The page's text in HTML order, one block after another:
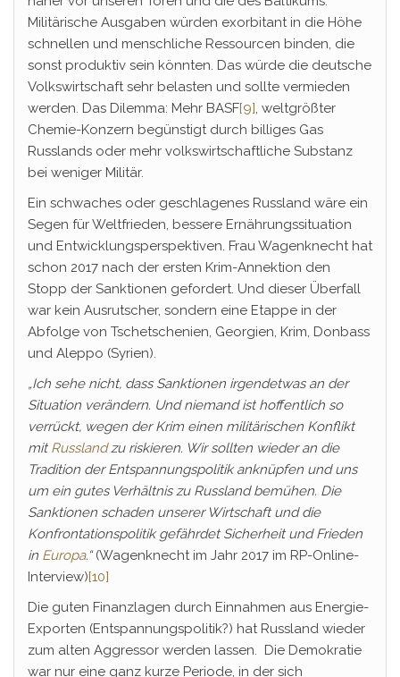
Militärische Ausgaben würden exorbitant in die Höhe
schnellen und menschliche Ressourcen binden, die
sonst produktiv sein könnten. Das würde die deutsche
Volkswirtschaft sehr belasten und sollte vermieden
werden. Das Dilemma: Mehr BASF[9], weltgrößter
Chemie-Konzern begünstigt durch billiges Gas
Russlands oder mehr volkswirtschaftliche Substanz
bei weniger Militär.
Ein schwaches oder geschlagenes Russland wäre ein
Segen für Weltfrieden, bessere Ernährungssituation
und Entwicklungsperspektiven. Frau Wagenknecht hat
schon 2017 nach der ersten Krim-Annektion den
Stopp der Sanktionen gefordert. Und dieser Überfall
war kein Ausrutscher, sondern eine Etappe in der
Abfolge von Tschetschenien, Georgien, Krim, Donbass
und Aleppo (Syrien).
„Ich sehe nicht, dass Sanktionen irgendetwas an der
Situation verändern. Und niemand ist hoffentlich so
verrückt, wegen der Krim einen militärischen Konflikt
mit Russlandzu riskieren. Wir sollten wieder an die
Tradition der Entspannungspolitik anknüpfen und uns
um ein gutes Verhältnis zu Russland bemühen. Die
Sanktionen schaden unserer Wirtschaft und die
Konfrontationspolitik gefährdet Sicherheit und Frieden
in Europa.“(Wagenknecht im Jahr 2017 im RP-Online-
Interview)[10]
Die guten Finanzlagen durch Einnahmen aus Energie-
Exporten (Entspannungspolitik?) hat Russland wieder
zum alten Aggressor werden lassen. Die Demokratie
war nur eine ganz kurze Periode, in der sich